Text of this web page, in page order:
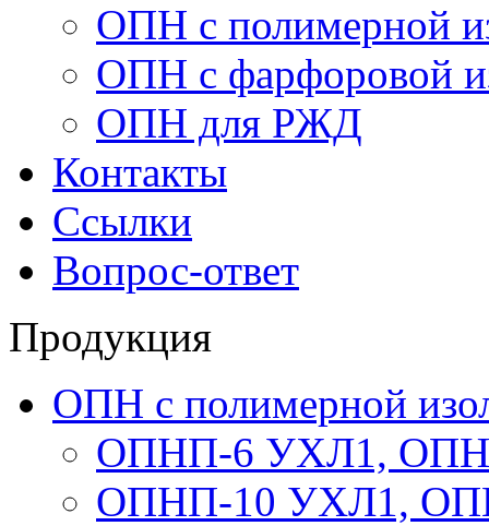
ОПН с полимерной
ОПН с фарфоровой
ОПН для РЖД
Контакты
Ссылки
Вопрос-ответ
Продукция
ОПН с полимерной
ОПНП-6 УХЛ1,
ОПНП-10 УХЛ1,